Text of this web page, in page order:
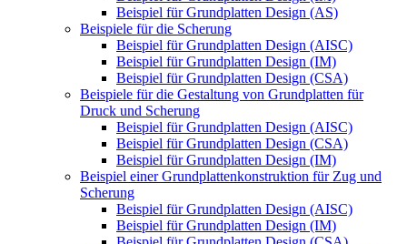
Beispiel für Grundplatten Design (AS)
Beispiele für die Scherung
Beispiel für Grundplatten Design (AISC)
Beispiel für Grundplatten Design (IM)
Beispiel für Grundplatten Design (CSA)
Beispiele für die Gestaltung von Grundplatten für
Druck und Scherung
Beispiel für Grundplatten Design (AISC)
Beispiel für Grundplatten Design (CSA)
Beispiel für Grundplatten Design (IM)
Beispiel einer Grundplattenkonstruktion für Zug und
Scherung
Beispiel für Grundplatten Design (AISC)
Beispiel für Grundplatten Design (IM)